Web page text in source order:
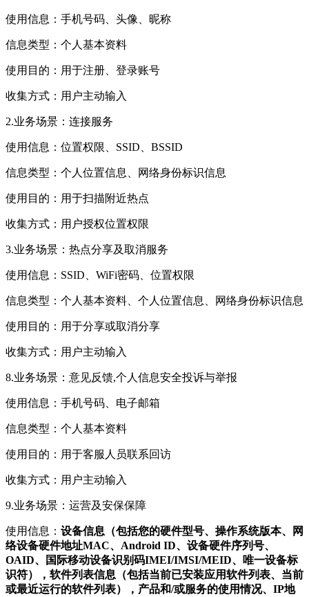
使用信息：手机号码、头像、昵称
信息类型：个人基本资料
使用目的：用于注册、登录账号
收集方式：用户主动输入
2.业务场景：连接服务
使用信息：位置权限、SSID、BSSID
信息类型：个人位置信息、网络身份标识信息
使用目的：用于扫描附近热点
收集方式：用户授权位置权限
3.业务场景：热点分享及取消服务
使用信息：SSID、WiFi密码、位置权限
信息类型：个人基本资料、个人位置信息、网络身份标识信息
使用目的：用于分享或取消分享
收集方式：用户主动输入
8.业务场景：意见反馈,个人信息安全投诉与举报
使用信息：手机号码、电子邮箱
信息类型：个人基本资料
使用目的：用于客服人员联系回访
收集方式：用户主动输入
9.业务场景：运营及安保保障
使用信息： 设备信息（包括您的硬件型号、操作系统版本、网
络设备硬件地址MAC、Android ID、设备硬件序列号、
OAID、国际移动设备识别码IMEI/IMSI/MEID、唯一设备标
识符），软件列表信息（包括当前已安装应用软件列表、当前
或最近运行的软件列表），产品和/或服务的使用情况、IP地